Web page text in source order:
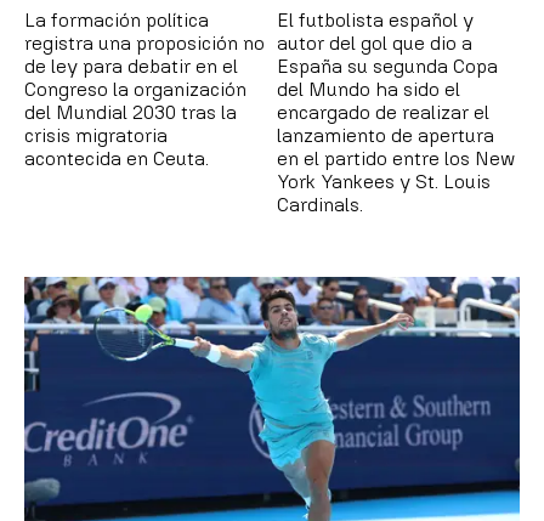
La formación política
registra una proposición no
de ley para debatir en el
Congreso la organización
del Mundial 2030 tras la
crisis migratoria
acontecida en Ceuta.
El futbolista español y
autor del gol que dio a
España su segunda Copa
del Mundo ha sido el
encargado de realizar el
lanzamiento de apertura
en el partido entre los New
York Yankees y St. Louis
Cardinals.